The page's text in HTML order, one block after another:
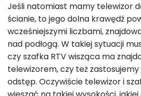
Jeśli natomiast mamy telewizor
ścianie, to jego dolna krawędź
wcześniejszymi liczbami,
nad podłogą. W takiej sytuacji
czy szafka RTV wisząca ma
telewizorem, czy też
odstęp. Oczywiście telewizor i